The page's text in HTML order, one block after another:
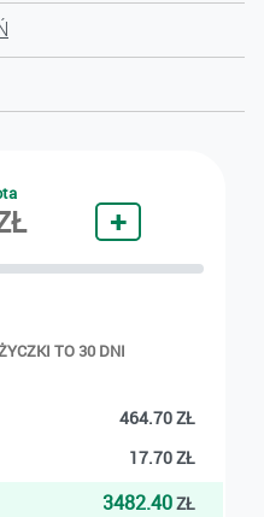
+
TO 30 DNI
464.70ZŁ
17.70ZŁ
3482.40ZŁ